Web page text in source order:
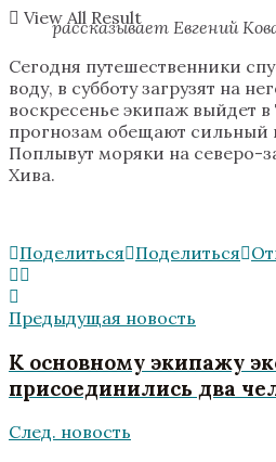
View All Result
рассказывает Евгений
Сегодня путешественники
воду, в субботу загрузят на
воскресенье экипаж выйдет
прогнозам обещают сильный
Поплывут моряки на северо-
Хива.
Поделиться Поделиться
Предыдущая новость
К основному экипажу
присоединились два
След. новость